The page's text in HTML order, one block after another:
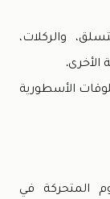
والركلات،
الأخرى.
الأسطورية
المتحركة في